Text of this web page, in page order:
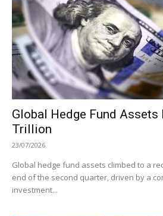
Global Hedge Fund
Trillion
23/07/2026
Global hedge fund assets climbed to a
end of the second quarter, driven by a
investment...